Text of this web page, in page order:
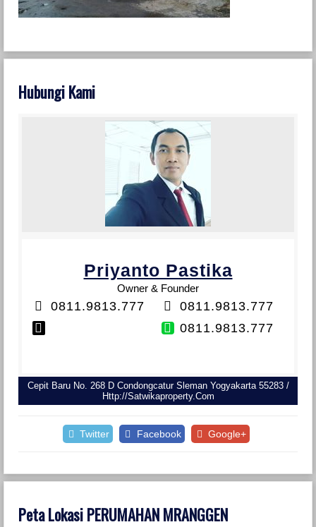
Hubungi Kami
Priyanto Pastika
Owner & Founder
0811.9813.777
0811.9813.777
0811.9813.777
Cepit Baru No. 268 D Condongcatur Sleman Yogyakarta 55283 /
Http://satwikaproperty.com
Twitter Facebook Google+
Peta Lokasi PERUMAHAN MRANGGEN